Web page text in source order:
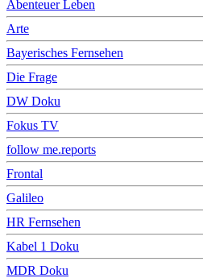
Abenteuer Leben
Arte
Bayerisches Fernsehen
Die Frage
DW Doku
Fokus TV
follow me.reports
Frontal
Galileo
HR Fernsehen
Kabel 1 Doku
MDR Doku